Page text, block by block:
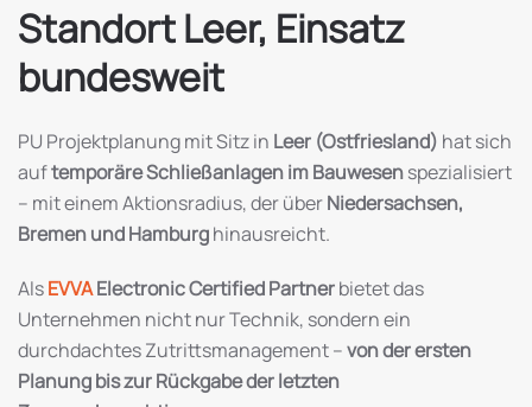
Standort Leer, Einsatz
bundesweit
PU Projektplanung mit Sitz in Leer (Ostfriesland) hat sich
auftemporäre Schließanlagen im Bauwesenspezialisiert
– mit einem Aktionsradius, der überNiedersachsen,
Bremen und Hamburghinausreicht.
AlsEVVAElectronic Certified Partnerbietet das
Unternehmen nicht nur Technik, sondern ein
durchdachtes Zutrittsmanagement –von der ersten
Planung bis zur Rückgabe der letzten